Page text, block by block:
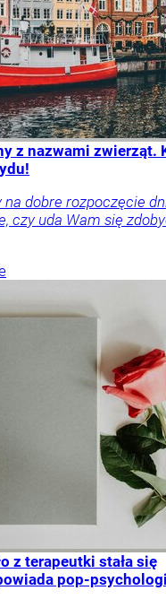
z nazwami zwierząt.
na dobre rozpoczęcie
czy uda Wam się
z terapeutki stała się
pop-